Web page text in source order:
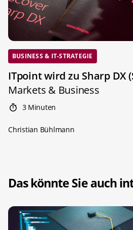
BUSINESS & IT-STRATEGIE
ITpoint wird zu Sharp DX
Markets & Business
3 Minuten
Christian Bühlmann
Das könnte Sie auch